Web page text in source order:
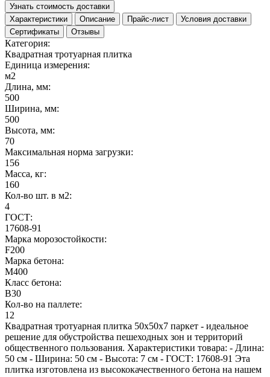
Узнать стоимость доставки
Характеристики
Описание Прайс-лист
Условия доставки
Сертификаты
Отзывы
Категория:
Квадратная тротуарная плитка
Единица измерения:
м2
Длина, мм:
500
Ширина, мм:
500
Высота, мм:
70
Максимальная норма загрузки:
156
Масса, кг:
160
Кол-во шт. в м2:
4
ГОСТ:
17608-91
Марка морозостойкости:
F200
Марка бетона:
М400
Класс бетона:
В30
Кол-во на паллете:
12
Квадратная тротуарная плитка 50х50х7 паркет - идеальное
решение для обустройства пешеходных зон и территорий
общественного пользования. Характеристики товара: - Длина:
50 см - Ширина: 50 см - Высота: 7 см - ГОСТ: 17608-91 Эта
плитка изготовлена из высококачественного бетона на нашем